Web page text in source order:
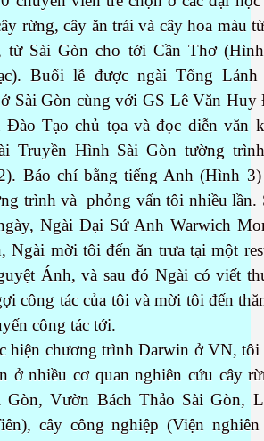
rừng, cây ăn trái và cây hoa màu
từ Sài Gòn cho tới Cần Thơ
Buổi lễ được ngài Tổng
ở Sài Gòn cùng với GS Lê Văn
Tạo chủ tọa và đọc diễn văn
Truyền Hình Sài Gòn tường
Báo chí bằng tiếng Anh (Hình
trình và phỏng vấn tôi nhiều lần.
Ngài Đại Sứ Anh Warwich
Ngài mời tôi đến ăn trưa tại một
Ánh, và sau đó Ngài có viết
công tác của tôi và mời tôi đến
công tác tới.
hiện chương trình Darwin ở VN, tôi
ở nhiều cơ quan nghiên cứu cây
Gòn, Vườn Bách Thảo Sài Gòn,
cây công nghiệp (Viện